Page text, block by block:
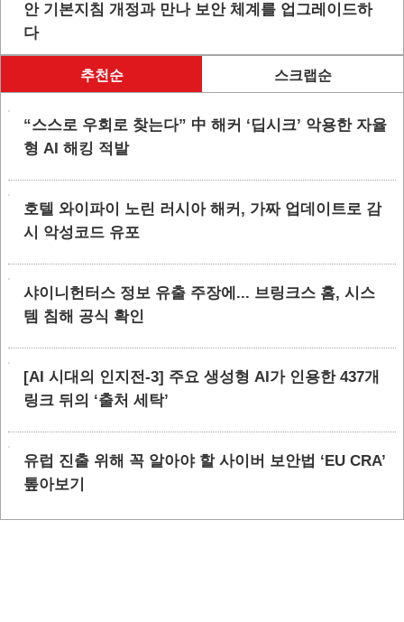
안 기본지침 개정과 만나 보안 체계를 업그레이드하
다
추천순 스크랩순
“스스로 우회로 찾는다” 中 해커 ‘딥시크’ 악용한 자율
형 AI 해킹 적발
호텔 와이파이 노린 러시아 해커, 가짜 업데이트로 감
시 악성코드 유포
샤이니헌터스 정보 유출 주장에... 브링크스 홈, 시스
템 침해 공식 확인
[AI 시대의 인지전-3] 주요 생성형 AI가 인용한 437개
링크 뒤의 ‘출처 세탁’
유럽 진출 위해 꼭 알아야 할 사이버 보안법 ‘EU CRA’
톺아보기